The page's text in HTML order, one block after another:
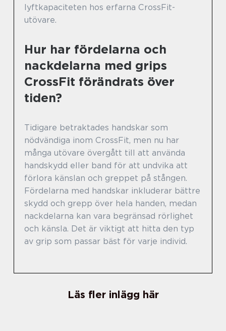
lyftkapaciteten hos erfarna CrossFit-
utövare.
Hur har fördelarna och
nackdelarna med grips
CrossFit förändrats över
tiden?
Tidigare betraktades handskar som
nödvändiga inom CrossFit, men nu har
många utövare övergått till att använda
handskydd eller band för att undvika att
förlora känslan och greppet på stången.
Fördelarna med handskar inkluderar bättre
skydd och grepp över hela handen, medan
nackdelarna kan vara begränsad rörlighet
och känsla. Det är viktigt att hitta den typ
av grip som passar bäst för varje individ.
Läs fler inlägg här